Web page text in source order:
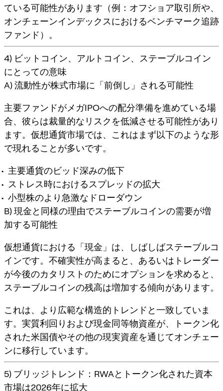
ている可能性があります（例：オフショア取引所や、
オンチェーンインデックスにおけるベンチマーク追跡
ファンド）。
4) ビットコイン、アルトコイン、ステーブルコイン
にとっての意味
A) 流動性が株式市場に「前倒し」される可能性
主要ファンドがメガIPOへの配分準備を進めている場
合、彼らは裁量的なリスクを低減させる可能性があり
ます。仮想通貨市場では、これはまず以下のような形
で現れることが多いです。
主要通貨のビッド深みの低下
ストレス時におけるスプレッドの拡大
小型株のより急激なドローダウン
B) 現金と同様の理由でステーブルコインの需要が増
加する可能性
仮想通貨における「現金」は、しばしばステーブルコ
インです。不確実性が高まると、あるいはトレーダー
が今後のカタリストのためにオプションを求めると、
ステーブルコインの残高は増加する傾向があります。
これは、より広範な構造的トレンドと一致していま
す。実質利回りおよび現金同等物資産が、
トークン化
された米国債やその他の現実資産を通じてオンチェー
ンに移行しています。
5) ブリッジトレンド：RWAとトークン化された資本
市場は2026年に拡大